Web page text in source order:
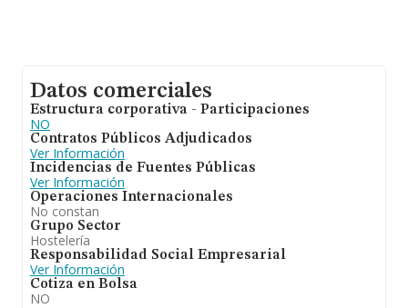
Datos comerciales
Estructura corporativa - Participaciones
NO
Contratos Públicos Adjudicados
Ver Información
Incidencias de Fuentes Públicas
Ver Información
Operaciones Internacionales
No constan
Grupo Sector
Hostelería
Responsabilidad Social Empresarial
Ver Información
Cotiza en Bolsa
NO